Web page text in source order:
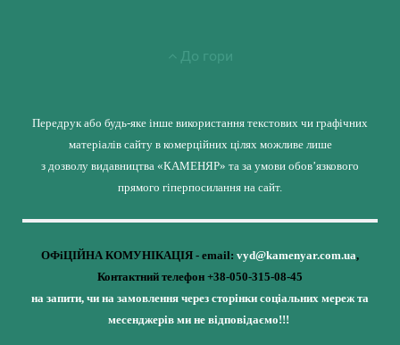
До гори
Передрук або будь-яке інше використання текстових чи графічних
матеріалів сайту в комерційних цілях можливе лише
з дозволу видавництва «КАМЕНЯР» та за умови обов’язкового
прямого гіперпосилання на сайт.
ОФіЦІЙНА КОМУНІКАЦІЯ - email: vyd@kamenyar.com.ua,
Контактний телефон +38-050-315-08-45
на запити, чи на замовлення через сторінки соціальних мереж та
месенджерів ми не відповідаємо!!!